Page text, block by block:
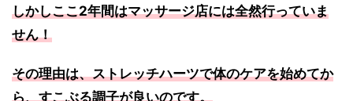
しかしここ2年間はマッサージ店には全然行っていま
せん！
その理由は、ストレッチハーツで体のケアを始めてか
ら、すこぶる調子が良いのです。